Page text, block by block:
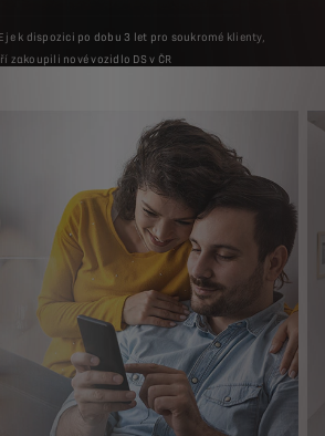
je k dispozici po dobu 3 let pro soukromé klienty,
zakoupili nové vozidlo DS v ČR